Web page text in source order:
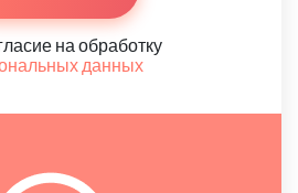
на обработку
данных